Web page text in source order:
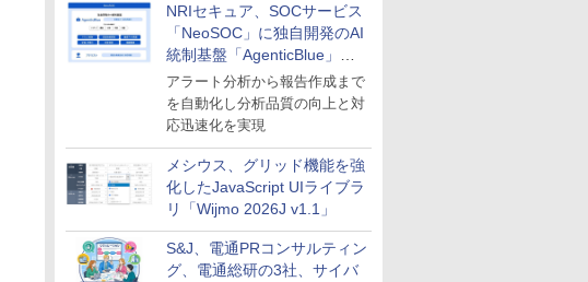
ービスを提供開始
NRIセキュア、SOCサービス
「NeoSOC」に独自開発のAI
統制基盤「AgenticBlue」を
導入
アラート分析から報告作成まで
を自動化し分析品質の向上と対
応迅速化を実現
メシウス、グリッド機能を強
化したJavaScript UIライブラ
リ「Wijmo 2026J v1.1」
S&J、電通PRコンサルティン
グ、電通総研の3社、サイバ